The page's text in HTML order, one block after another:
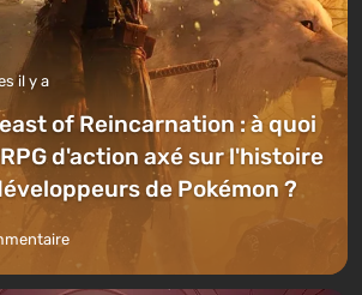
il y a
of Reincarnation : à quoi
d'action axé sur l'histoire
de Pokémon ?